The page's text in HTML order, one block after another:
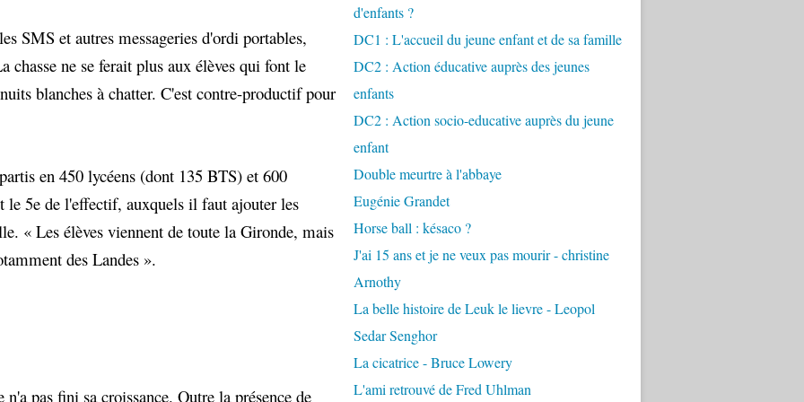
SMS et autres messageries d'ordi portables,
chasse ne se ferait plus aux élèves qui font le
blanches à chatter. C'est contre-productif pour
en 450 lycéens (dont 135 BTS) et 600
le 5e de l'effectif, auxquels il faut ajouter les
« Les élèves viennent de toute la Gironde, mais
des Landes ».
pas fini sa croissance. Outre la présence de
d'enfants ?
DC1 : L'accueil du jeune enfant et de sa famille
DC2 : Action éducative auprès des jeunes
enfants
DC2 : Action socio-educative auprès du jeune
enfant
Double meurtre à l'abbaye
Eugénie Grandet
Horse ball : késaco ?
J'ai 15 ans et je ne veux pas mourir - christine
Arnothy
La belle histoire de Leuk le lievre - Leopol
Sedar Senghor
La cicatrice - Bruce Lowery
L'ami retrouvé de Fred Uhlman